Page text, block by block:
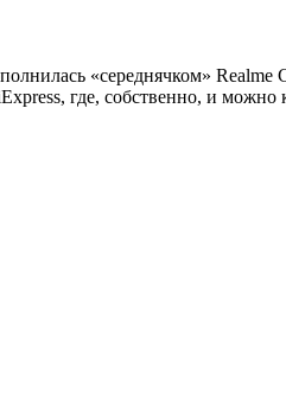
«середнячком»
где, собственно, и можно